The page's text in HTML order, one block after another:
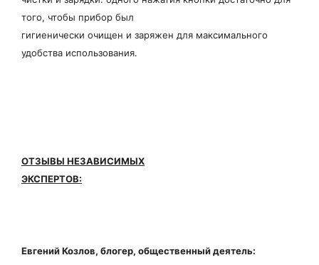
того, чтобы прибор был
гигиенически очищен и заряжен для максимального
удобства использования.
ОТЗЫВЫ НЕЗАВИСИМЫХ
ЭКСПЕРТОВ:
Евгений Козлов, блогер, общественный деятель: